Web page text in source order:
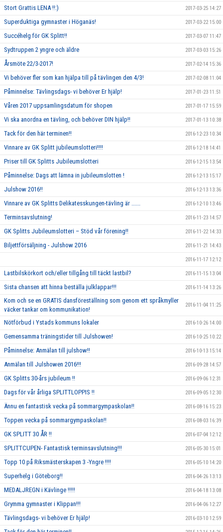
Stort Grattis LENA !!:) 2017-03-25 14:27
Superduktiga gymnaster i Höganäs! 2017-03-22 15:00
Succéhelg för GK Splitt!! 2017-03-07 11:47
Sydtruppen 2 yngre och äldre 2017-03-03 15:26
Årsmöte 22/3-2017! 2017-02-14 15:36
Vi behöver fler som kan hjälpa till på tävlingen den 4/3! 2017-02-08 11:04
Påminnelse: Tävlingsdags- vi behöver Er hjälp! 2017-01-23 11:51
Våren 2017 uppsamlingsdatum för shopen 2017-01-17 15:59
Vi ska anordna en tävling, och behöver DIN hjälp!! 2017-01-13 10:38
Tack för den här terminen!! 2016-12-23 10:34
Vinnare av GK Splitt jubileumslotteri!!!! 2016-12-18 14:41
Priser till GK Splitts Jubileumslotteri 2016-12-15 13:54
Påminnelse: Dags att lämna in jubileumslotten ! 2016-12-13 15:17
Julshow 2016!! 2016-12-13 13:36
Vinnare av GK Splitts Delikatesskungen-tävling är ...... 2016-12-10 13:46
Terminsavslutning! 2016-11-23 14:57
GK Splitts Jubileumslotteri – Stöd vår förening!! 2016-11-22 14:33
Biljettförsäljning - Julshow 2016 2016-11-21 14:43
2016-11-17 12:12
Lastbilskörkort och/eller tillgång till täckt lastbil? 2016-11-15 13:04
Sista chansen att hinna beställa julklappar!!! 2016-11-14 13:26
Kom och se en GRATIS dansföreställning som genom ett språkmyller
väcker tankar om kommunikation!
2016-11-04 11:25
Nötförbud i Ystads kommuns lokaler 2016-10-26 14:00
Gemensamma träningstider till Julshowen! 2016-10-25 10:22
Påminnelse: Anmälan till julshow!! 2016-10-13 15:14
Anmälan till Julshowen 2016!!! 2016-09-28 14:57
GK Splitts 30-års jubileum !! 2016-09-06 12:31
Dags för vår årliga SPLITTLOPPIS !! 2016-09-05 12:30
Ännu en fantastisk vecka på sommargympaskolan!! 2016-08-16 15:23
Toppen vecka på sommargympaskolan!! 2016-08-03 16:39
GK SPLITT 30 ÅR !! 2016-07-04 12:12
SPLITTCUPEN- Fantastisk terminsavslutning!!! 2016-05-30 15:01
Topp 10 på Riksmästerskapen 3 -Yngre !!!! 2016-05-10 14:20
Superhelg i Göteborg!! 2016-04-26 13:13
MEDALJREGN i Kävlinge !!!!! 2016-04-18 13:08
Grymma gymnaster i Klippan!!! 2016-04-06 12:27
Tävlingsdags- vi behöver Er hjälp! 2016-03-10 12:59